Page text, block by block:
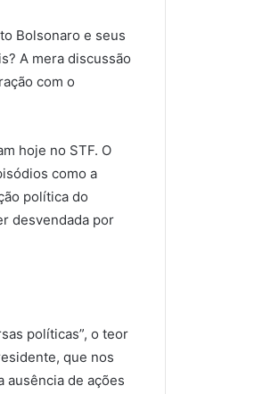
Bolsonaro e seus
A mera discussão
com o
hoje no STF. O
como a
política do
desvendada por
políticas”, o teor
que nos
ausência de ações